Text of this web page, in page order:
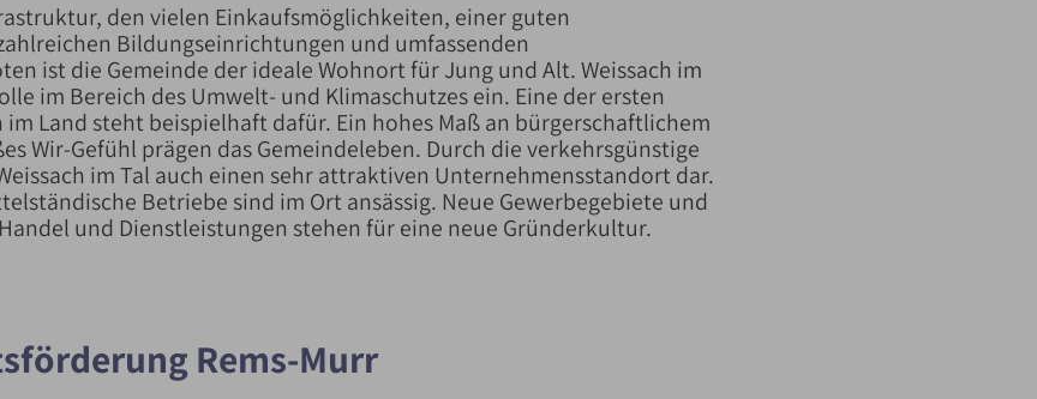
den vielen Einkaufsmöglichkeiten, einer guten
Bildungseinrichtungen und umfassenden
ist die Gemeinde der ideale Wohnort für Jung und Alt. Weissach im
im Bereich des Umwelt- und Klimaschutzes ein. Eine der ersten
im Land steht beispielhaft dafür. Ein hohes Maß an bürgerschaftlichem
Wir-Gefühl prägen das Gemeindeleben. Durch die verkehrsgünstige
im Tal auch einen sehr attraktiven Unternehmensstandort dar.
Betriebe sind im Ort ansässig. Neue Gewerbegebiete und
und Dienstleistungen stehen für eine neue Gründerkultur.
Rems-Murr